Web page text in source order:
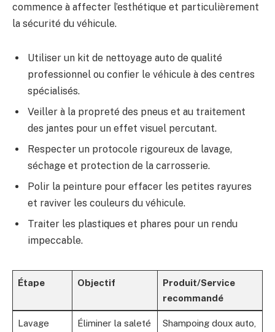
commence à affecter l’esthétique et particulièrement
la sécurité du véhicule.
Utiliser un kit de nettoyage auto de qualité
professionnel ou confier le véhicule à des centres
spécialisés.
Veiller à la propreté des pneus et au traitement
des jantes pour un effet visuel percutant.
Respecter un protocole rigoureux de lavage,
séchage et protection de la carrosserie.
Polir la peinture pour effacer les petites rayures
et raviver les couleurs du véhicule.
Traiter les plastiques et phares pour un rendu
impeccable.
Étape Objectif
Produit/Service
recommandé
Lavage
Éliminer la saleté
Shampoing doux auto,